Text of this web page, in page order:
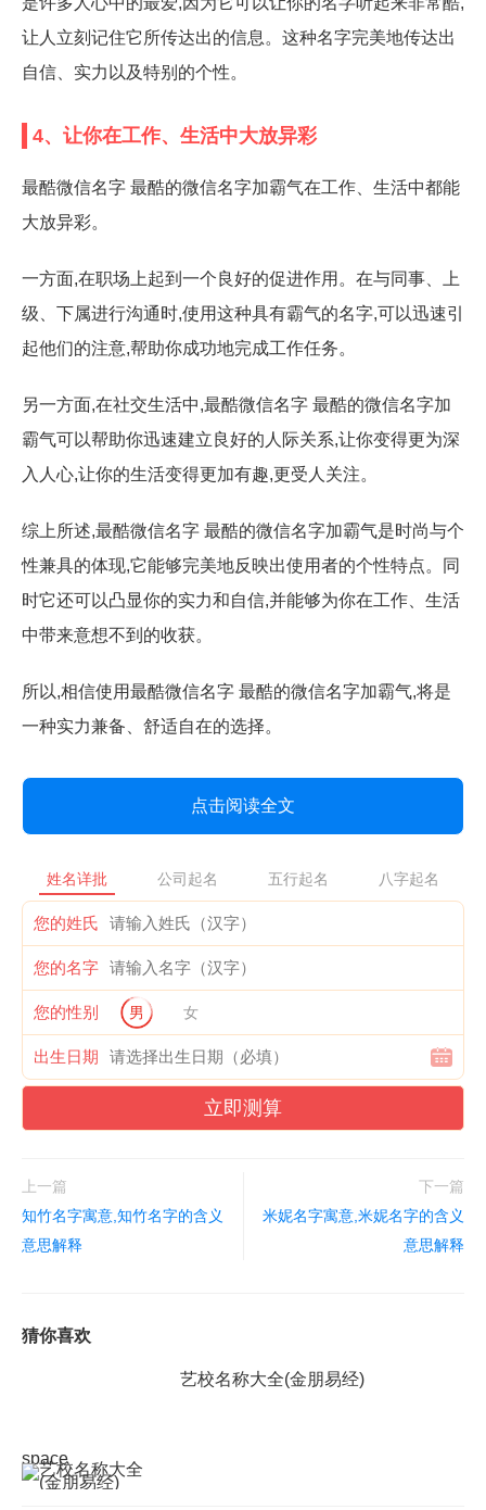
让人立刻记住它所传达出的信息。这种名字完美地传达出
自信、实力以及特别的个性。
4、让你在工作、生活中大放异彩
最酷微信名字 最酷的微信名字加霸气在工作、生活中都能
大放异彩。
一方面,在职场上起到一个良好的促进作用。在与同事、上
级、下属进行沟通时,使用这种具有霸气的名字,可以迅速引
起他们的注意,帮助你成功地完成工作任务。
另一方面,在社交生活中,最酷微信名字 最酷的微信名字加
霸气可以帮助你迅速建立良好的人际关系,让你变得更为深
入人心,让你的生活变得更加有趣,更受人关注。
综上所述,最酷微信名字 最酷的微信名字加霸气是时尚与个
性兼具的体现,它能够完美地反映出使用者的个性特点。同
时它还可以凸显你的实力和自信,并能够为你在工作、生活
中带来意想不到的收获。
所以,相信使用最酷微信名字 最酷的微信名字加霸气,将是
一种实力兼备、舒适自在的选择。
点击阅读全文
姓名详批 公司起名 五行起名 八字起名
您的姓氏
您的名字
您的性别 男 女
出生日期
立即测算
上一篇
知竹名字寓意,知竹名字的含义
意思解释
下一篇
米妮名字寓意,米妮名字的含义
意思解释
猜你喜欢
space
艺校名称大全(金朋易经)